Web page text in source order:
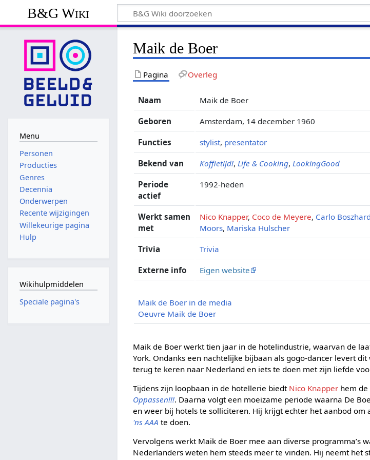
B&G Wiki
Maik de Boer
Pagina Overleg
Naam Maik de Boer
Geboren Amsterdam, 14 december 1960
Functies stylist, presentator
Bekend van Koffietijd!, Life & Cooking, LookingGood
Periode
actief
1992-heden
Werkt samen
met
Nico Knapper, Coco de Meyere, Carlo Boszhard
Moors, Mariska Hulscher
Trivia Trivia
Externe info Eigen website
Maik de Boer in de media
Oeuvre Maik de Boer
Maik de Boer werkt tien jaar in de hotelindustrie, waarvan de
York. Ondanks een nachtelijke bijbaan als gogo-dancer levert
terug te keren naar Nederland en iets te doen met zijn liefde
Tijdens zijn loopbaan in de hotellerie biedt Nico Knapper hem
Oppassen!!!. Daarna volgt een moeizame periode waarna De
en weer bij hotels te solliciteren. Hij krijgt echter het aanbod
'ns AAA te doen.
Vervolgens werkt Maik de Boer mee aan diverse programma’s
Nederlanders weten hem steeds meer te vinden. Hij neemt het
Menu
Personen
Producties
Genres
Decennia
Onderwerpen
Recente wijzigingen
Willekeurige pagina
Hulp
Wikihulpmiddelen
Speciale pagina's